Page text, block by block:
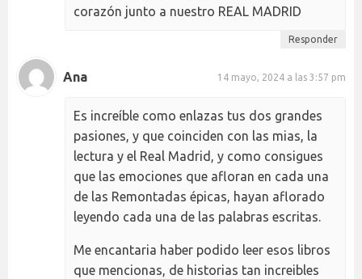
corazón junto a nuestro REAL MADRID
Responder
Ana 14 mayo, 2024 a las 3:57 pm
Es increíble como enlazas tus dos grandes
pasiones, y que coinciden con las mias, la
lectura y el Real Madrid, y como consigues
que las emociones que afloran en cada una
de las Remontadas épicas, hayan aflorado
leyendo cada una de las palabras escritas.
Me encantaria haber podido leer esos libros
que mencionas, de historias tan increibles